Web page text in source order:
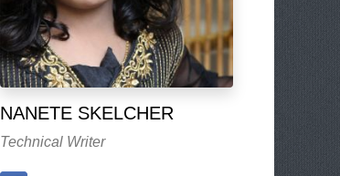
NANETE SKELCHER
Technical Writer